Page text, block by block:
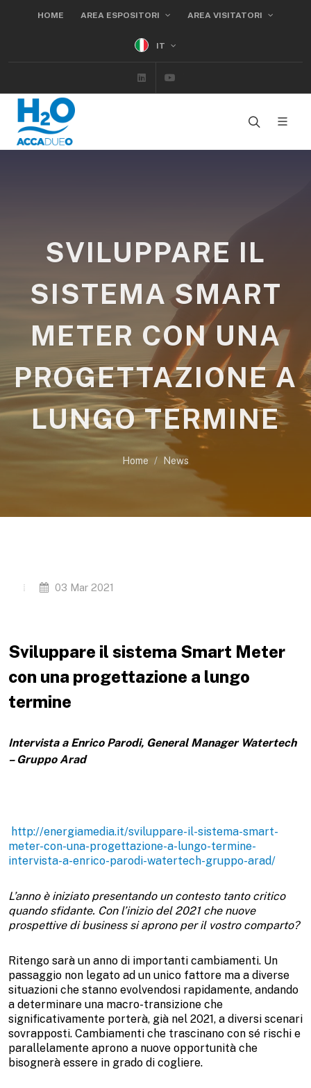
HOME AREA ESPOSITORI AREA VISITATORI
IT
Linkedin
SVILUPPARE IL
SISTEMA SMART
METER CON UNA
PROGETTAZIONE A
LUNGO TERMINE
Home News
03 Mar 2021
Sviluppare il sistema Smart Meter
con una progettazione a lungo
termine
Intervista a Enrico Parodi, General Manager Watertech
– Gruppo Arad
http://energiamedia.it/sviluppare-il-sistema-smart-
meter-con-una-progettazione-a-lungo-termine-
intervista-a-enrico-parodi-watertech-gruppo-arad/
L’anno è iniziato presentando un contesto tanto critico
quando sfidante. Con l’inizio del 2021 che nuove
prospettive di business si aprono per il vostro comparto?
Ritengo sarà un anno di importanti cambiamenti. Un
passaggio non legato ad un unico fattore ma a diverse
situazioni che stanno evolvendosi rapidamente, andando
a determinare una macro-transizione che
significativamente porterà, già nel 2021, a diversi scenari
sovrapposti. Cambiamenti che trascinano con sé rischi e
parallelamente aprono a nuove opportunità che
bisognerà essere in grado di cogliere.